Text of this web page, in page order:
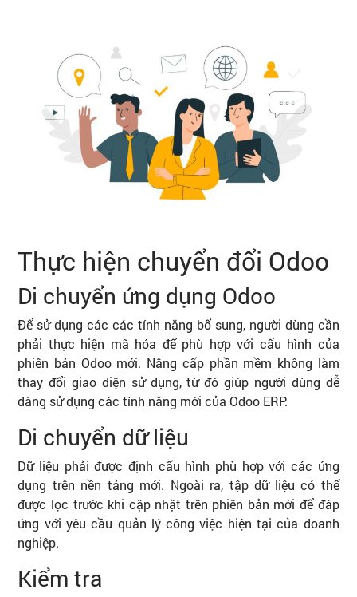
Thực hiện chuyển đổi Odoo
Di chuyển ứng dụng Odoo
Để sử dụng các các tính năng bổ sung, người dùng cần
phải thực hiện mã hóa để phù hợp với cấu hình của
phiên bản Odoo mới. Nâng cấp phần mềm không làm
thay đổi giao diện sử dụng, từ đó giúp người dùng dễ
dàng sử dụng các tính năng mới của Odoo ERP.
Di chuyển dữ liệu
Dữ liệu phải được định cấu hình phù hợp với các ứng
dụng trên nền tảng mới. Ngoài ra, tập dữ liệu có thể
được lọc trước khi cập nhật trên phiên bản mới để đáp
ứng với yêu cầu quản lý công việc hiện tại của doanh
nghiệp.
Kiểm tra